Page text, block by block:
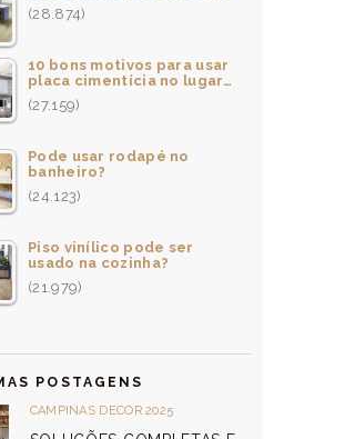
(28.874)
10 bons motivos para usar
placa cimentícia no lugar…
(27.159)
Pode usar rodapé no
banheiro?
(24.123)
Piso vinílico pode ser
usado na cozinha?
(21.979)
POSTAGENS
CAMPINAS DECOR 2025